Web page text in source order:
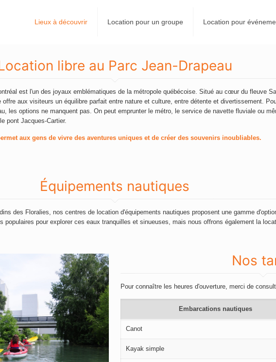
Lieux à découvrir Location pour un groupe Location pour
libre au Parc Jean-Drapeau
est l'un des joyaux emblématiques de la métropole québécoise. Situé au cœur du fleuve
offre aux visiteurs un équilibre parfait entre nature et culture, entre détente et divertissement.
les options ne manquent pas. On peut emprunter le métro, le service de navette fluviale ou
pont Jacques-Cartier.
aux gens de vivre des aventures uniques et de créer des souvenirs inoubliables.
Équipements nautiques
des Floralies, nos centres de location d'équipements nautiques proposent une gamme
pour explorer ces eaux tranquilles et sinueuses, mais nous offrons également la
Nos
Pour connaître les heures d'ouverture, merci de
Embarcations nautiques
Canot
Kayak simple